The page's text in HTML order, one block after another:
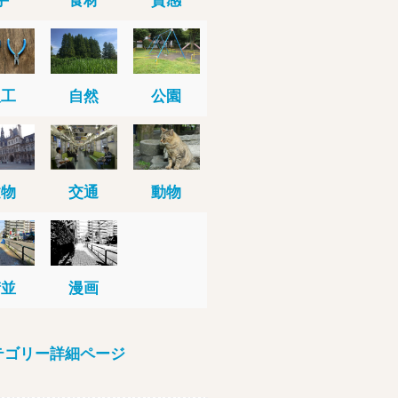
自然 公園
交通 動物
漫画
ゴリー詳細ページ